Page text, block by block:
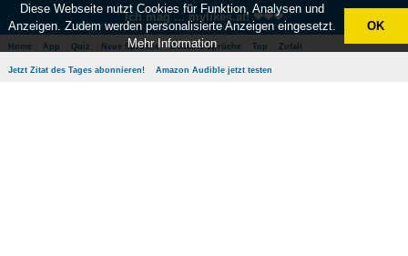
Ich mag ... mylikes.at! ❤❤❤
Home App Quiz Neue Sprüche Beliebte Sprüche Top Zufall
Jetzt Zitat des Tages abonnieren! Amazon Audible jetzt testen
Diese Webseite nutzt Cookies für Funktion, Analysen und
Anzeigen. Zudem werden personalisierte Anzeigen eingesetzt.
Mehr Information
OK